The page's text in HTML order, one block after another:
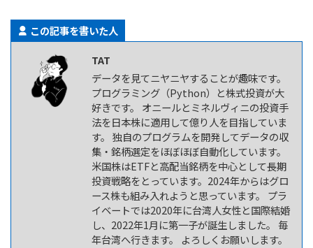
この記事を書いた人
TAT
データを見てニヤニヤすることが趣味です。
プログラミング（Python）と株式投資が大
好きです。 オニールとミネルヴィニの投資手
法を日本株に適用して億り人を目指していま
す。 独自のプログラムを開発してデータの収
集・銘柄選定をほぼほぼ自動化しています。
米国株はETFと高配当銘柄を中心として長期
投資戦略をとっています。2024年からはグロ
ース株も組み入れようと思っています。 プラ
イベートでは2020年に台湾人女性と国際結婚
し、2022年1月に第一子が誕生しました。 毎
年台湾へ行きます。 よろしくお願いします。